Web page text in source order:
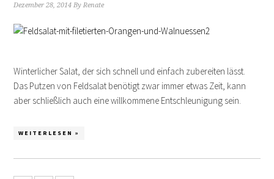
Dezember 28, 2014 ByRenate
Winterlicher Salat, der sich schnell und einfach zubereiten lässt.
Das Putzen von Feldsalat benötigt zwar immer etwas Zeit, kann
aber schließlich auch eine willkommene Entschleunigung sein.
WEITERLESEN »